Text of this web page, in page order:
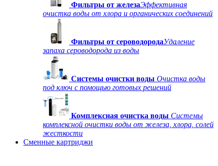
Фильтры от железаЭффективная
очистка воды от хлора и органических соединений
Фильтры от сероводородаУдаление
запаха сероводорода из воды
Системы очистки воды Очистка воды
под ключ с помощью готовых решений
Комплексная очистка воды Системы
комплексной очистки воды от железа, хлора, солей
жесткости
Сменные картриджи